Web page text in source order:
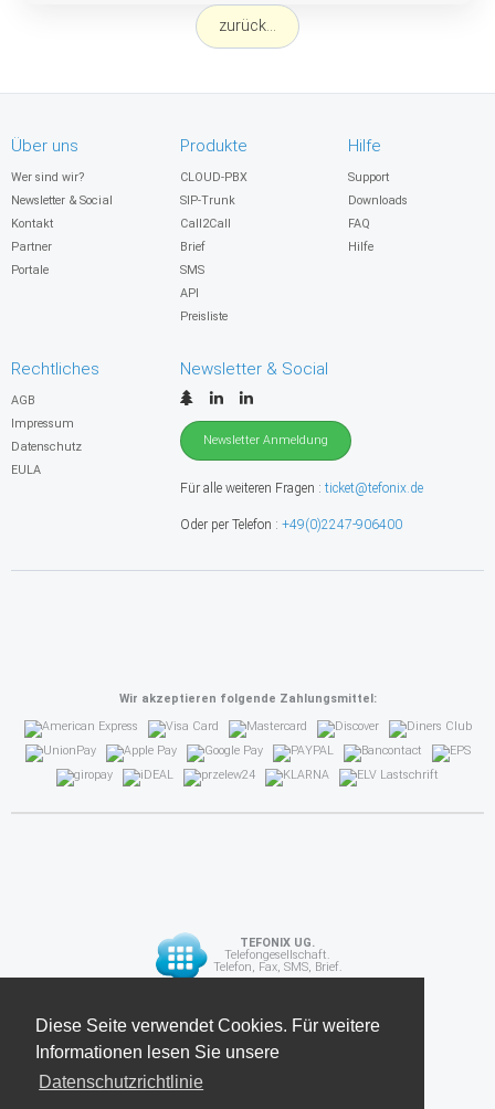
Diese Seite verwendet Cookies. Für weitere
Informationen lesen Sie unsere
Datenschutzrichtlinie
Diese Seite verwendet Cookies. Für weitere
Informationen lesen Sie unsere
Datenschutzrichtlinie
zurück...
Über uns
Wer sind wir?
Newsletter & Social
Kontakt
Partner
Portale
Produkte
CLOUD-PBX
SIP-Trunk
Call2Call
Brief
SMS
API
Preisliste
Hilfe
Support
Downloads
FAQ
Hilfe
Rechtliches
AGB
Impressum
Datenschutz
EULA
Newsletter & Social
Newsletter Anmeldung
Für alle weiteren Fragen : ticket@tefonix.de
Oder per Telefon : +49(0)2247-906400
Wir akzeptieren folgende Zahlungsmittel:
TEFONIX UG.
Telefongesellschaft.
Telefon, Fax, SMS, Brief.
API